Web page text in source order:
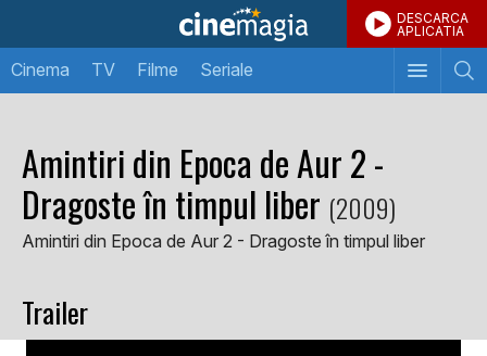
DESCARCA
APLICATIA
Cinema TV Filme Seriale
Amintiri din Epoca de Aur 2 -
Dragoste în timpul liber (2009)
Amintiri din Epoca de Aur 2 - Dragoste în timpul liber
Trailer